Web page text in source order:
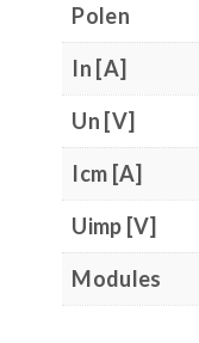
Polen
In [A]
Un [V]
Icm [A]
Uimp [V]
Modules